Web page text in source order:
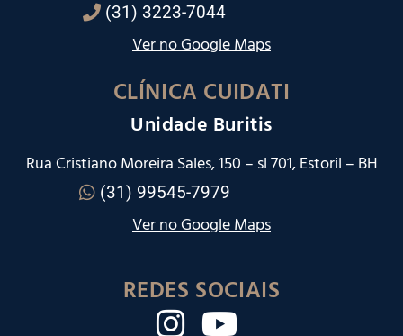
(31) 3223-7044
Ver no Google Maps
CLÍNICA CUIDATI
Unidade Buritis
Rua Cristiano Moreira Sales, 150 – sl 701, Estoril – BH
(31) 99545-7979
Ver no Google Maps
REDES SOCIAIS